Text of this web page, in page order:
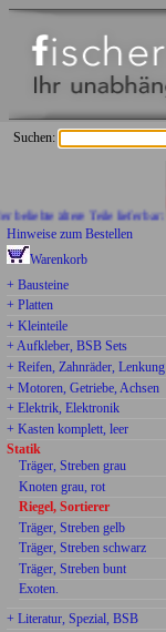
Suchen:
ältere Teile lieferbar:
Hinweise zum Bestellen
Warenkorb
+ Bausteine
+ Platten
+ Kleinteile
+ Aufkleber, BSB Sets
+ Reifen, Zahnräder, Lenkung
+ Motoren, Getriebe, Achsen
+ Elektrik, Elektronik
+ Kasten komplett, leer
Statik
Träger, Streben grau
Knoten grau, rot
Riegel, Sortierer
Träger, Streben gelb
Träger, Streben schwarz
Träger, Streben bunt
Exoten.
+ Literatur, Spezial, BSB